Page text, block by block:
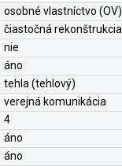
osobné vlastníctvo (OV)
čiastočná rekonštrukcia
nie
áno
tehla (tehlový)
verejná komunikácia
4
áno
áno